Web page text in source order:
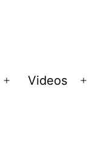
Abrir
Videos